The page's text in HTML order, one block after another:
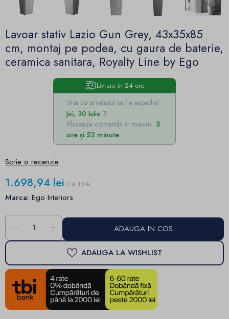
Lavoar stativ Lazio Gun Grey, 43x35x85
cm, montaj pe podea, cu gaura de baterie,
ceramica sanitara, Royalty Line by Ego
Livrare in 24 ore
Vrei ca produsul sa fie expediat
Joi, 30 Iulie
Plaseaza comanda in maxim 3
ore și 52 minute
Scrie o recenzie
1.698,94 lei Cu TVA
Marca: Ego Interiors
- + ADAUGA IN COS
ADAUGA LA WISHLIST